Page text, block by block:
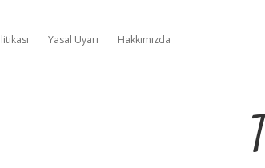
Yasal Uyarı Hakkımızda